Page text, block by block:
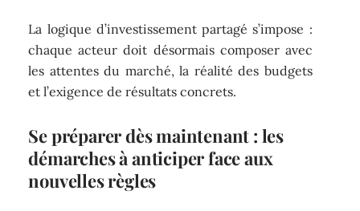
La logique d’investissement partagé s’impose :
chaque acteur doit désormais composer avec
les attentes du marché, la réalité des budgets
et l’exigence de résultats concrets.
Se préparer dès maintenant : les
démarches à anticiper face aux
nouvelles règles